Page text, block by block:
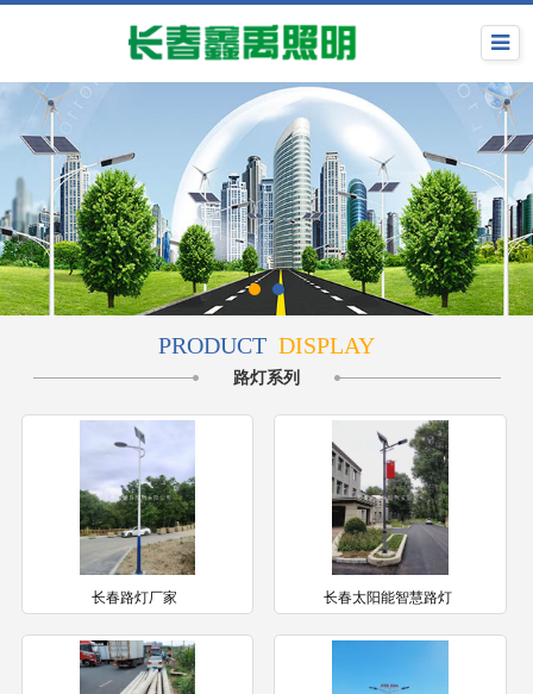
PRODUCT DISPLAY
路灯系列
长春路灯厂家 长春太阳能智慧路灯